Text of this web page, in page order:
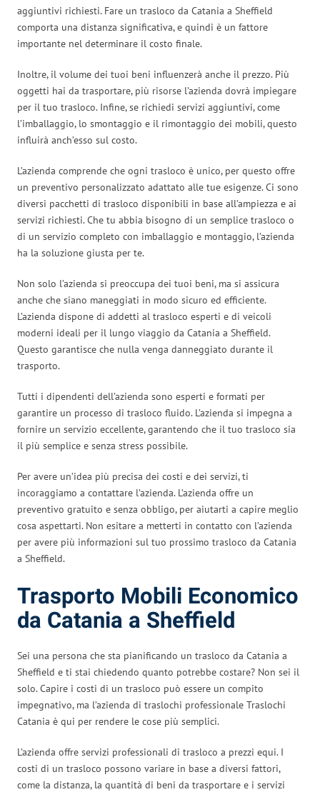
aggiuntivi richiesti. Fare un trasloco da Catania a Sheffield
comporta una distanza significativa, e quindi è un fattore
importante nel determinare il costo finale.
Inoltre, il volume dei tuoi beni influenzerà anche il prezzo. Più
oggetti hai da trasportare, più risorse l’azienda dovrà impiegare
per il tuo trasloco. Infine, se richiedi servizi aggiuntivi, come
l’imballaggio, lo smontaggio e il rimontaggio dei mobili, questo
influirà anch’esso sul costo.
L’azienda comprende che ogni trasloco è unico, per questo offre
un preventivo personalizzato adattato alle tue esigenze. Ci sono
diversi pacchetti di trasloco disponibili in base all’ampiezza e ai
servizi richiesti. Che tu abbia bisogno di un semplice trasloco o
di un servizio completo con imballaggio e montaggio, l’azienda
ha la soluzione giusta per te.
Non solo l’azienda si preoccupa dei tuoi beni, ma si assicura
anche che siano maneggiati in modo sicuro ed efficiente.
L’azienda dispone di addetti al trasloco esperti e di veicoli
moderni ideali per il lungo viaggio da Catania a Sheffield.
Questo garantisce che nulla venga danneggiato durante il
trasporto.
Tutti i dipendenti dell’azienda sono esperti e formati per
garantire un processo di trasloco fluido. L’azienda si impegna a
fornire un servizio eccellente, garantendo che il tuo trasloco sia
il più semplice e senza stress possibile.
Per avere un’idea più precisa dei costi e dei servizi, ti
incoraggiamo a contattare l’azienda. L’azienda offre un
preventivo gratuito e senza obbligo, per aiutarti a capire meglio
cosa aspettarti. Non esitare a metterti in contatto con l’azienda
per avere più informazioni sul tuo prossimo trasloco da Catania
a Sheffield.
Trasporto Mobili Economico
da Catania a Sheffield
Sei una persona che sta pianificando un trasloco da Catania a
Sheffield e ti stai chiedendo quanto potrebbe costare? Non sei il
solo. Capire i costi di un trasloco può essere un compito
impegnativo, ma l’azienda di traslochi professionale Traslochi
Catania è qui per rendere le cose più semplici.
L’azienda offre servizi professionali di trasloco a prezzi equi. I
costi di un trasloco possono variare in base a diversi fattori,
come la distanza, la quantità di beni da trasportare e i servizi